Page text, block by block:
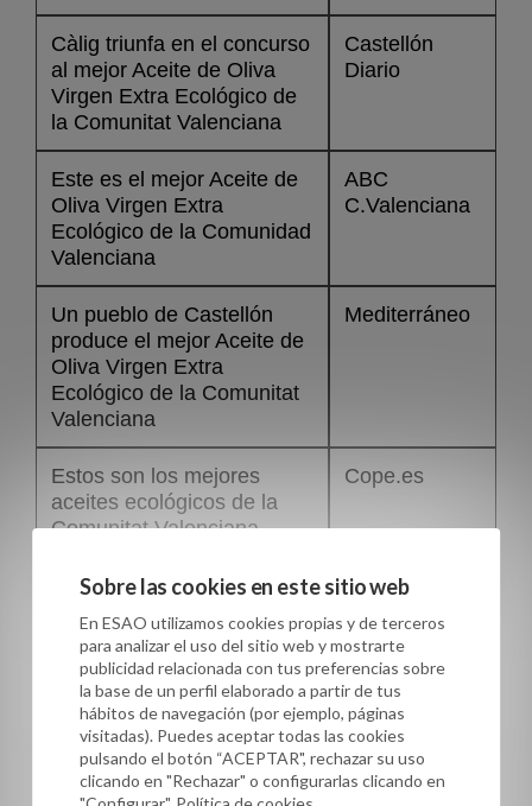
Càlig triunfa en el concurso
al mejor Aceite de Oliva
Virgen Extra Ecológico de
la Comunitat Valenciana
Castellón
Diario
Este es el mejor Aceite de
Oliva Virgen Extra
Ecológico de la Comunidad
Valenciana
ABC
C.Valenciana
Un pueblo de Castellón
produce el mejor Aceite de
Oliva Virgen Extra
Ecológico de la Comunitat
Valenciana
Mediterráneo
Estos son los mejores
aceites ecológicos de la
Comunitat Valenciana
Cope.es
Una Cooperativa española
oliva virgen extra del
mundo según los Premios
ESAO
Patrimonio
Olivarero
El mejor Aceite de Oliva
Ecológico es de Castelló
Ecoticias.com
Sobre las cookies en este sitio web
En ESAO utilizamos cookies propias y de terceros
para analizar el uso del sitio web y mostrarte
publicidad relacionada con tus preferencias sobre
la base de un perfil elaborado a partir de tus
hábitos de navegación (por ejemplo, páginas
visitadas). Puedes aceptar todas las cookies
pulsando el botón “ACEPTAR", rechazar su uso
clicando en "Rechazar" o configurarlas clicando en